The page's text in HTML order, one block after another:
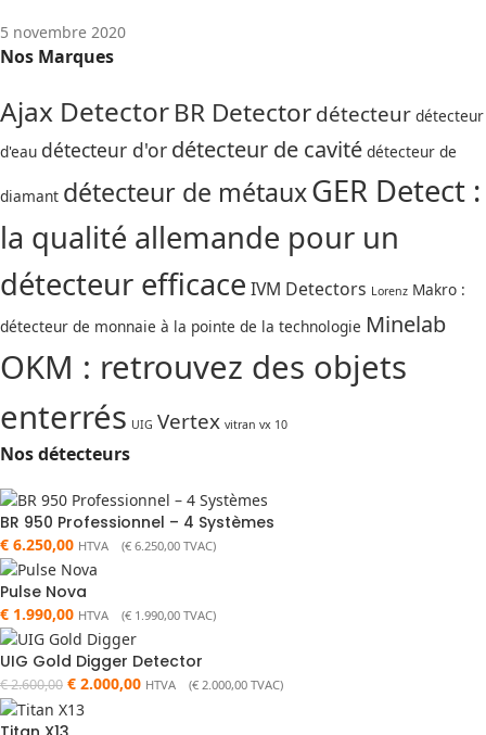
5 novembre 2020
Nos Marques
Ajax DetectorBR Detectordétecteur détecteur
d'eau détecteur d'or détecteur de cavité détecteur de
diamant détecteur de métauxGER Detect :
la qualité allemande pour un
détecteur efficace IVM Detectors Lorenz Makro :
détecteur de monnaie à la pointe de la technologie Minelab
OKM : retrouvez des objets
enterrés UIG Vertex vitran vx 10
Nos détecteurs
BR 950 Professionnel – 4 Systèmes
€ 6.250,00 HTVA (€ 6.250,00 TVAC)
Pulse Nova
€ 1.990,00 HTVA (€ 1.990,00 TVAC)
UIG Gold Digger Detector
€2.600,00 € 2.000,00 HTVA (€ 2.000,00 TVAC)